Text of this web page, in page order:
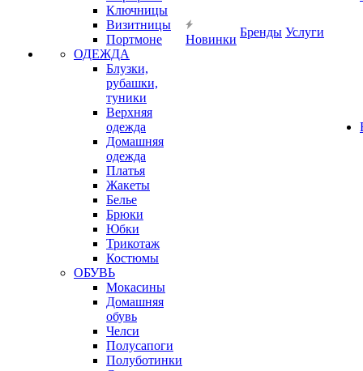
Ключницы
Визитницы
Портмоне
ОДЕЖДА
Блузки,
рубашки,
туники
Верхняя
одежда
Домашняя
одежда
Платья
Жакеты
Белье
Брюки
Юбки
Трикотаж
Костюмы
ОБУВЬ
Мокасины
Домашняя
обувь
Челси
Полусапоги
Полуботинки
Новинки
Бренды Услуги